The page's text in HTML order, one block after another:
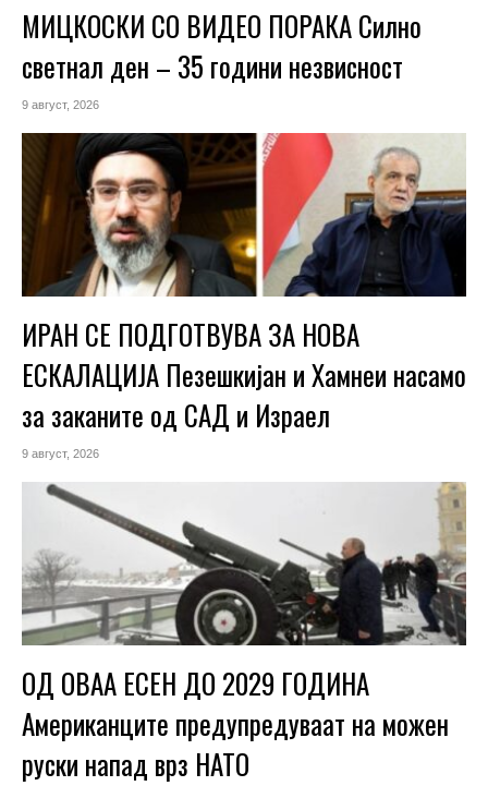
МИЦКОСКИ СО ВИДЕО ПОРАКА Силно
светнал ден – 35 години незвисност
9 август, 2026
ИРАН СЕ ПОДГОТВУВА ЗА НОВА
ЕСКАЛАЦИЈА Пезешкијан и Хамнеи насамо
за заканите од САД и Израел
9 август, 2026
ОД ОВАА ЕСЕН ДО 2029 ГОДИНА
Американците предупредуваат на можен
руски напад врз НАТО